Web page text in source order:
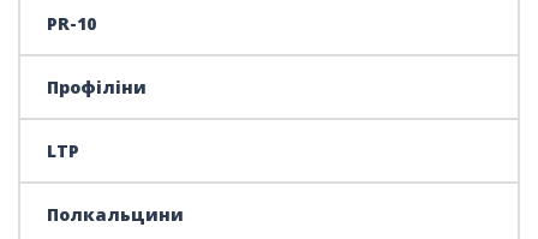
PR-10
Профіліни
LTP
Полкальцини